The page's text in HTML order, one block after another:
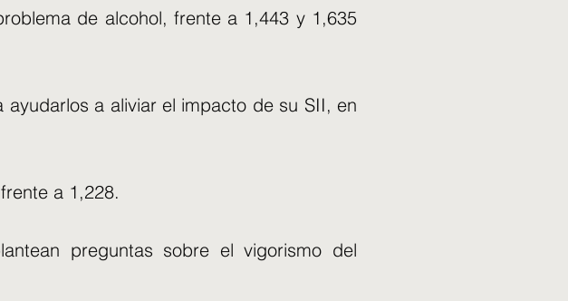
de alcohol, frente a 1,443 y 1,635
a aliviar el impacto de su SII, en
a 1,228.
preguntas sobre el vigorismo del